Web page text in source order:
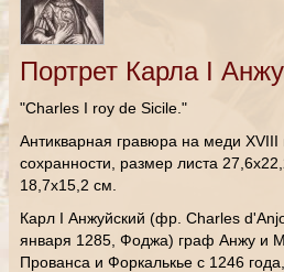
Портрет Карла I
"Charles I roy de Sicile."
Антикварная гравюра на меди XVIII
сохранности, размер листа
18,7x15,2 см.
Карл I Анжуйский (фр. Charles
января 1285, Фоджа) граф Анжу и
Прованса и Форкалькье с 1246